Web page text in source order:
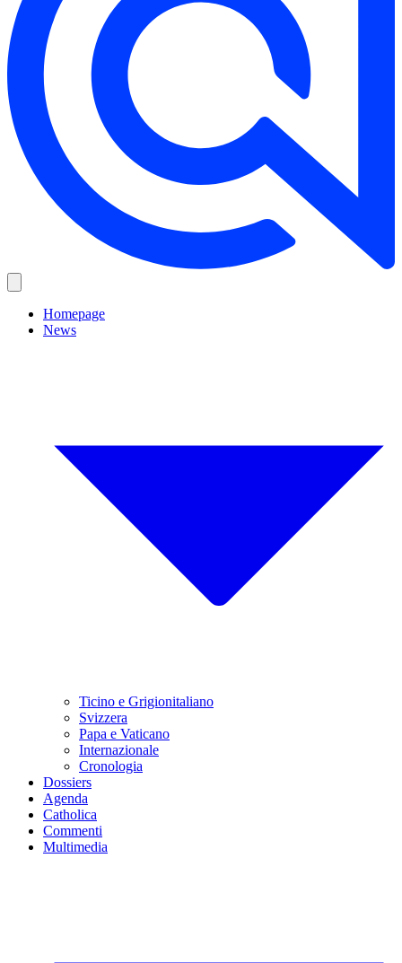
Homepage
News
Ticino e Grigionitaliano
Svizzera
Papa e Vaticano
Internazionale
Cronologia
Dossiers
Agenda
Catholica
Commenti
Multimedia